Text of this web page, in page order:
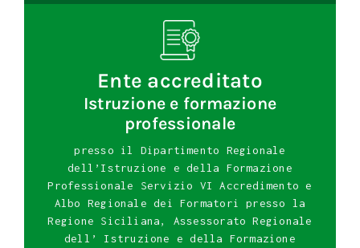
Ente accreditato
Istruzione e formazione
professionale
presso il Dipartimento Regionale
dell’Istruzione e della Formazione
Professionale Servizio VI Accredimento e
Albo Regionale dei Formatori presso la
Regione Siciliana, Assessorato Regionale
dell’ Istruzione e della Formazione